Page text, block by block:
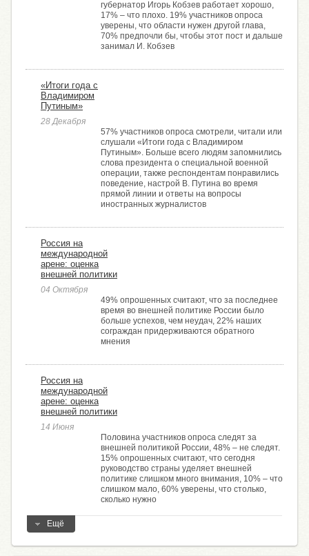
губернатор Игорь Кобзев работает хорошо,
17% – что плохо. 19% участников опроса
уверены, что области нужен другой глава,
70% предпочли бы, чтобы этот пост и дальше
занимал И. Кобзев
«Итоги года с
Владимиром
Путиным»
28 Декабря
57% участников опроса смотрели, читали или
слушали «Итоги года с Владимиром
Путиным». Больше всего людям запомнились
слова президента о специальной военной
операции, также респондентам понравились
поведение, настрой В. Путина во время
прямой линии и ответы на вопросы
иностранных журналистов
Россия на
международной
арене: оценка
внешней политики
04 Октября
49% опрошенных считают, что за последнее
время во внешней политике России было
больше успехов, чем неудач, 22% наших
сограждан придерживаются обратного
мнения
Россия на
международной
арене: оценка
внешней политики
14 Июня
Половина участников опроса следят за
внешней политикой России, 48% – не следят.
15% опрошенных считают, что сегодня
руководство страны уделяет внешней
политике слишком много внимания, 10% – что
слишком мало, 60% уверены, что столько,
сколько нужно
Ещё